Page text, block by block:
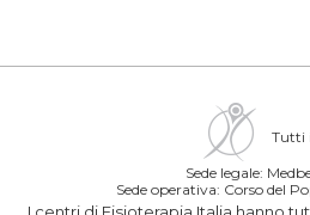
Tutti
Sede legale:
Sede operativa: Corso del